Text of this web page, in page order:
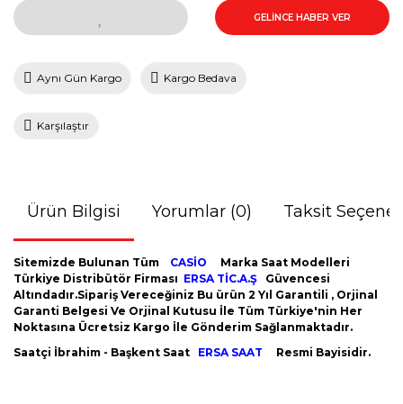
GELİNCE HABER VER
Aynı Gün Kargo Kargo Bedava
Karşılaştır
Ürün Bilgisi Yorumlar (0) Taksit
Sitemizde Bulunan Tüm CASİO
Marka Saat Modelleri
Türkiye Distribütör Firması ERSA TİC.A.Ş
Güvencesi
Altındadır.Sipariş Vereceğiniz Bu ürün 2 Yıl Garantili , Orjinal
Garanti Belgesi Ve Orjinal Kutusu İle Tüm Türkiye'nin Her
Noktasına Ücretsiz Kargo İle Gönderim Sağlanmaktadır.
Saatçi İbrahim - Başkent Saat ERSA SAAT Resmi Bayisidir.